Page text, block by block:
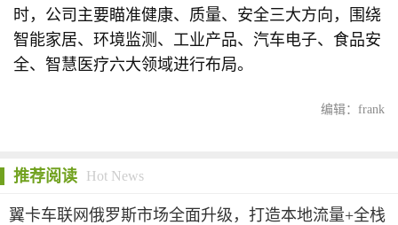
时，公司主要瞄准健康、质量、安全三大方向，围绕
智能家居、环境监测、工业产品、汽车电子、食品安
全、智慧医疗六大领域进行布局。
编辑：frank
推荐阅读 Hot News
翼卡车联网俄罗斯市场全面升级，打造本地流量+全栈